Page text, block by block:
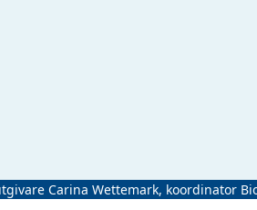
Carina Wettemark, koordinator